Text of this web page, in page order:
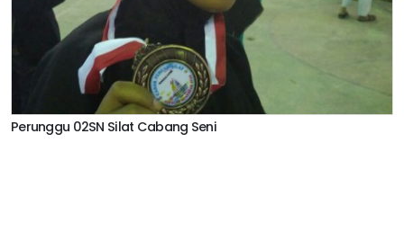
Perunggu 02SN Silat Cabang Seni